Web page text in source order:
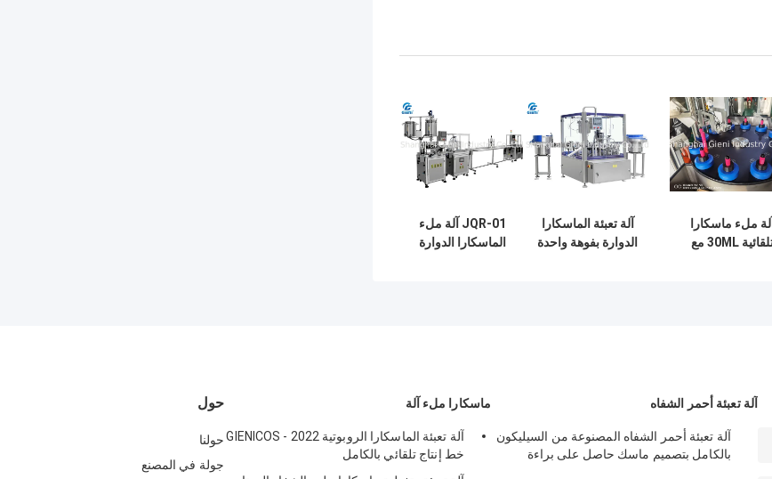
آلة ملء ماسكارا
تلقائية 30ML مع
آلة تعبئة الماسكارا
الدوارة بفوهة واحدة
JQR-01 آلة ملء
الماسكارا الدوارة
حول
حولنا
جولة في المصنع
ماسكارا ملء آلة
آلة تعبئة الماسكارا الروبوتية GIENICOS - 2022
خط إنتاج تلقائي بالكامل
آلة تعبئة أحمر الشفاه
آلة تعبئة أحمر الشفاه المصنوعة من السيليكون
بالكامل بتصميم ماسك حاصل على براءة